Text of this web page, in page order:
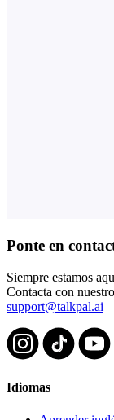
Ponte en
Siempre estamos
Contacta con
support@talkpal.ai
Idiomas